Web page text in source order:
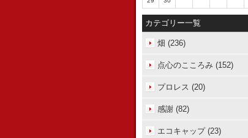
カテゴリー一覧
畑 (236)
点心のこころみ (152)
プロレス (20)
感謝 (82)
エコキャップ (23)